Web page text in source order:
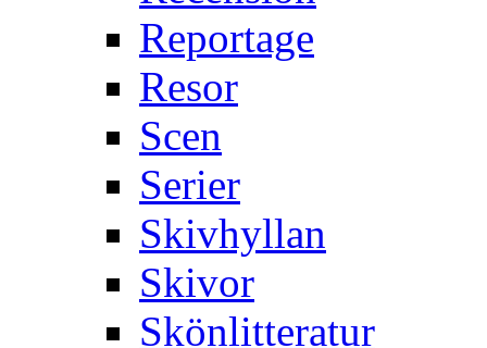
Reportage
Resor
Scen
Serier
Skivhyllan
Skivor
Skönlitteratur